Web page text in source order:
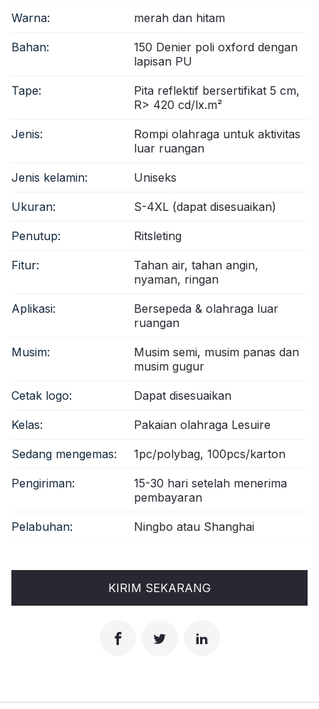
Warna: merah dan hitam
Bahan:
150 Denier poli oxford dengan
lapisan PU
Tape:
Pita reflektif bersertifikat 5 cm,
R> 420 cd/lx.m²
Jenis:
Rompi olahraga untuk aktivitas
luar ruangan
Jenis kelamin: Uniseks
Ukuran: S-4XL (dapat disesuaikan)
Penutup: Ritsleting
Fitur:
Tahan air, tahan angin,
nyaman, ringan
Aplikasi:
Bersepeda & olahraga luar
ruangan
Musim:
Musim semi, musim panas dan
musim gugur
Cetak logo: Dapat disesuaikan
Kelas: Pakaian olahraga Lesuire
Sedang mengemas: 1pc/polybag, 100pcs/karton
Pengiriman:
15-30 hari setelah menerima
pembayaran
Pelabuhan: Ningbo atau Shanghai
KIRIM SEKARANG